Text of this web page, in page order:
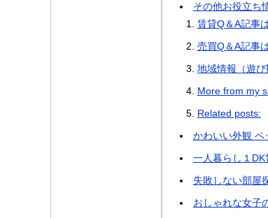
その他お役立ち
賃貸Q＆A記事
売買Q＆A記事
地域情報（遊び
More from my
Related posts:
かわいい外観
一人暮らし１
失敗しない部屋
おしゃれな女子